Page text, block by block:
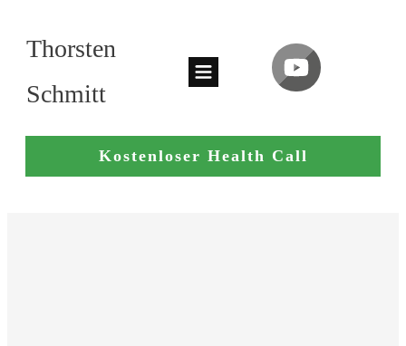
Thorsten
Schmitt
Kostenloser Health Call